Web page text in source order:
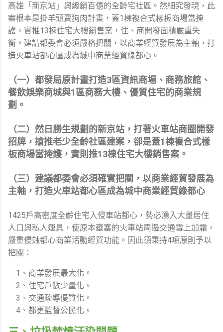
高雄「新京站」與總銷百億的全齡宅社區。然細究發現，此
案根本是掛羊頭賣狗肉計畫，蓋1棟複合式樣板商場當掩
護，實推13棟住宅大樓銷售案，住、商開發面積嚴重失
衡。建請都委會必須嚴格把關，以商業經貿發展為主軸，打
造火車站都心區成為城中商業經貿綠都心。
（一）都發局原計畫打造3區資訊商場、商務旅館、
餐飲娛樂商城與1區商務大樓、優質住宅的商業規
劃。
（二）然日勝生規劃的新京站，打著火車站商圈開發
招牌，搶推老少全齡社區建案，卻是蓋1棟複合式樣
板商場當掩護，實則推13棟住宅大樓銷售案。
（三）建議都委會必須確實把關，以商業經貿發展為
主軸，打造火車站都心區成為城中商業經貿綠都心
1425戶高密度全齡住宅入侵車站都心，勢必湧入大量居住
人口與私人運具，使原本壅塞的火車站周邊交通雪上加霜，
嚴重侵蝕都心商業活動經貿功能。因此須秉持4項原則予以
把關：
1、商業發展最大化。
2、住宅戶數少量化。
3、交通疏導優質化。
4、都更監督公民化。